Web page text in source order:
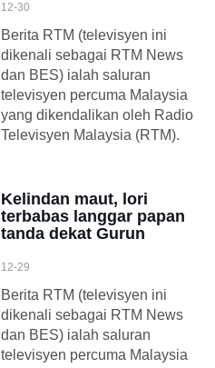
12-30
Berita RTM (televisyen ini
dikenali sebagai RTM News
dan BES) ialah saluran
televisyen percuma Malaysia
yang dikendalikan oleh Radio
Televisyen Malaysia (RTM).
Kelindan maut, lori
terbabas langgar papan
tanda dekat Gurun
12-29
Berita RTM (televisyen ini
dikenali sebagai RTM News
dan BES) ialah saluran
televisyen percuma Malaysia